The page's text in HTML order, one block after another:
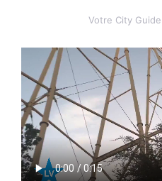
Votre City Guide